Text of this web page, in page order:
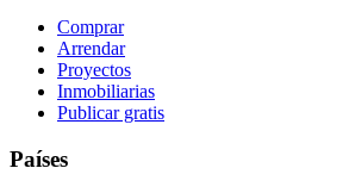
Comprar
Arrendar
Proyectos
Inmobiliarias
Publicar gratis
Países